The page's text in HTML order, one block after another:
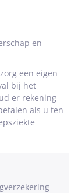
en
een eigen
bij het
er rekening
als u ten